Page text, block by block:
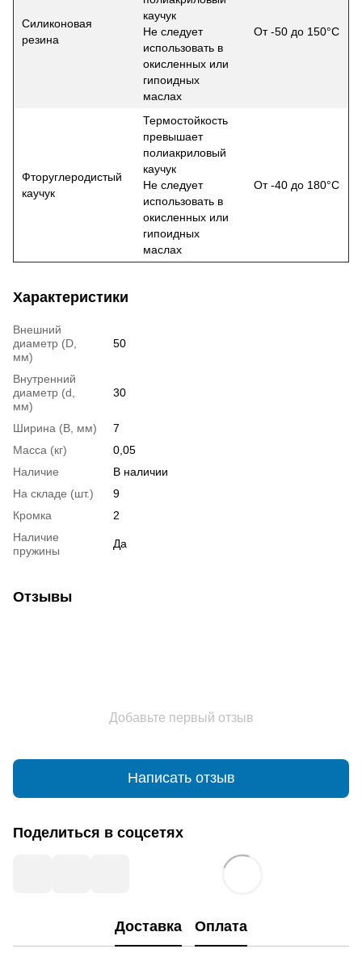
Силиконовая
резина
каучук
Не следует
использовать в
окисленных или
гипоидных
маслах
От -50 до 150°С
Фторуглеродистый
каучук
Термостойкость
превышает
полиакриловый
каучук
Не следует
использовать в
окисленных или
гипоидных
маслах
От -40 до 180°С
Характеристики
Внешний
диаметр (D,
мм)
50
Внутренний
диаметр (d,
мм)
30
Ширина (B, мм)
7
Масса (кг)
0,05
Наличие
В наличии
На складе (шт.)
9
Кромка
2
Наличие
пружины
Да
Отзывы
Добавьте первый отзыв
Написать отзыв
Поделиться в соцсетях
Доставка Оплата